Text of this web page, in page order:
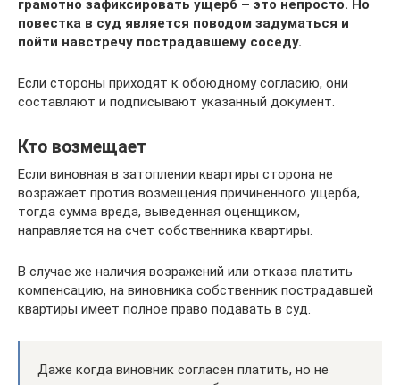
грамотно зафиксировать ущерб – это непросто. Но
повестка в суд является поводом задуматься и
пойти навстречу пострадавшему соседу.
Если стороны приходят к обоюдному согласию, они
составляют и подписывают указанный документ.
Кто возмещает
Если виновная в затоплении квартиры сторона не
возражает против возмещения причиненного ущерба,
тогда сумма вреда, выведенная оценщиком,
направляется на счет собственника квартиры.
В случае же наличия возражений или отказа платить
компенсацию, на виновника собственник пострадавшей
квартиры имеет полное право подавать в суд.
Даже когда виновник согласен платить, но не